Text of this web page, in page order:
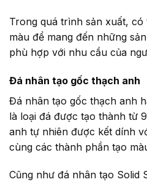
Trong quá trình sản xuất,
màu để mang đến những
phù hợp với nhu cầu của
Đá nhân tạo gốc thạch anh
Đá nhân tạo gốc thạch anh
là loại đá được tạo thành từ
anh tự nhiên được kết dính
cùng các thành phần tạo
Cũng như đá nhân tạo Solid